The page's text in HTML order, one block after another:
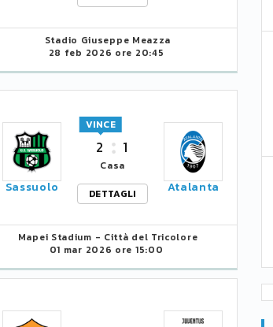
Stadio Giuseppe Meazza
28 feb 2026 ore 20:45
Sassuolo
2
VINCE
1
Casa
DETTAGLI
Atalanta
Mapei Stadium - Città del Tricolore
01 mar 2026 ore 15:00